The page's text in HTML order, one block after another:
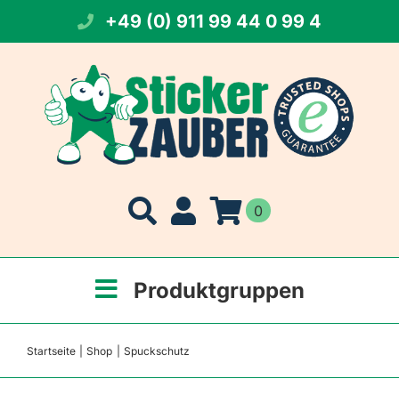
springen
+49 (0) 911 99 44 0 99 4
0
Produktgruppen
Startseite Shop Spuckschutz